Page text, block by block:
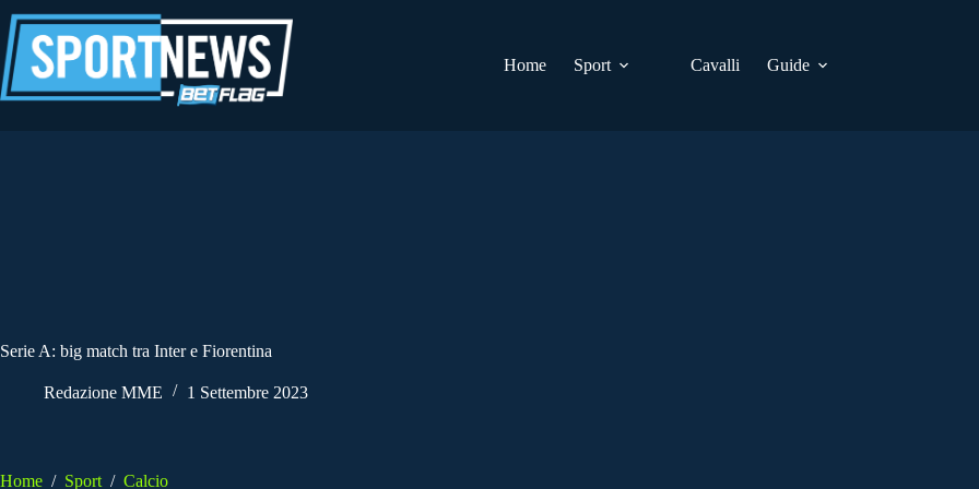
al
contenuto
Home
Sport Cavalli Guide
Serie A: big match tra Inter e Fiorentina
Redazione MME 1 Settembre 2023
Home / Sport / Calcio